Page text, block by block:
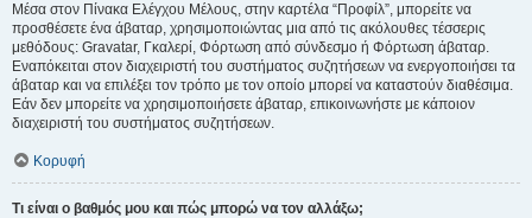
Μέσα στον Πίνακα Ελέγχου Μέλους, στην καρτέλα “Προφίλ”, μπορείτε να
προσθέσετε ένα άβαταρ, χρησιμοποιώντας μια από τις ακόλουθες τέσσερις
μεθόδους: Gravatar, Γκαλερί, Φόρτωση από σύνδεσμο ή Φόρτωση άβαταρ.
Εναπόκειται στον διαχειριστή του συστήματος συζητήσεων να ενεργοποιήσει τα
άβαταρ και να επιλέξει τον τρόπο με τον οποίο μπορεί να καταστούν διαθέσιμα.
Εάν δεν μπορείτε να χρησιμοποιήσετε άβαταρ, επικοινωνήστε με κάποιον
διαχειριστή του συστήματος συζητήσεων.
Κορυφή
Τι είναι ο βαθμός μου και πώς μπορώ να τον αλλάξω;